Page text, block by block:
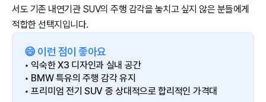
서도 기존 내연기관 SUV의 주행 감각을 놓치고 싶지 않은 분들에게
적합한 선택지입니다.
😄 이런 점이 좋아요
• 익숙한 X3 디자인과 실내 공간
• BMW 특유의 주행 감각 유지
• 프리미엄 전기 SUV 중 상대적으로 합리적인 가격대